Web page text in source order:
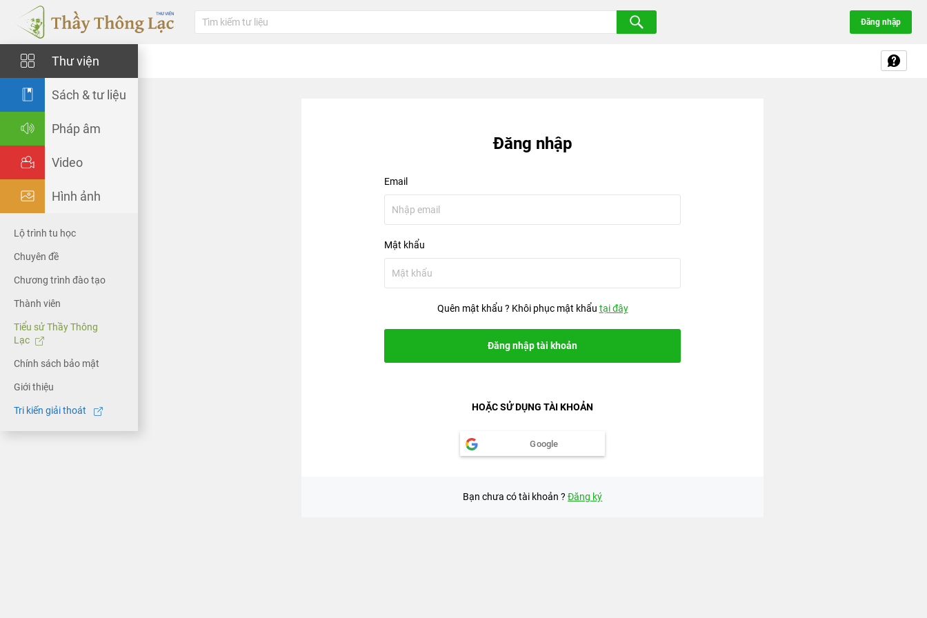
Đăng nhập
Thư viện
Sách & tư liệu
Pháp âm
Video
Hình ảnh
Lộ trình tu học
Chuyên đề
Chương trình đào tạo
Thành viên
Tiểu sử Thầy Thông
Lạc
Chính sách bảo mật
Giới thiệu
Tri kiến giải thoát
Đăng nhập
Email
Mật khẩu
Quên mật khẩu ? Khôi phục mật khẩu tại đây
Đăng nhập tài khoản
HOẶC SỬ DỤNG TÀI KHOẢN
Google
Bạn chưa có tài khoản ? Đăng ký